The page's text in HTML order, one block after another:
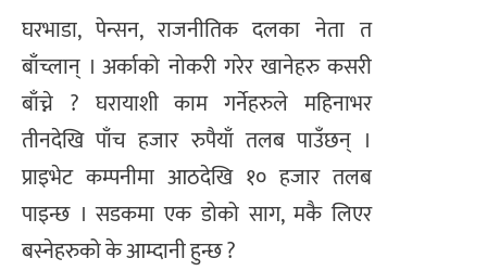
घरभाडा, पेन्सन, राजनीतिक दलका नेता त
बाँच्लान् । अर्काको नोकरी गरेर खानेहरु कसरी
बाँच्ने ? घरायाशी काम गर्नेहरुले महिनाभर
तीनदेखि पाँच हजार रुपैयाँ तलब पाउँछन् ।
प्राइभेट कम्पनीमा आठदेखि १० हजार तलब
पाइन्छ । सडकमा एक डोको साग, मकै लिएर
बस्नेहरुको के आम्दानी हुन्छ ?